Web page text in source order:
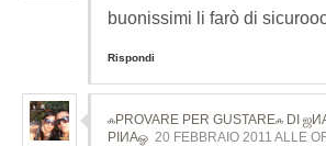
buonissimi li farò di
Rispondi
ஃPROVARE PER GUSTAREஃ DI
ΡΙИΑஓ 20 FEBBRAIO 2011 ALLE